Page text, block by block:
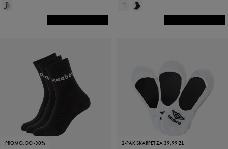
PROMO: DO -30% 2-PAK SKARPET ZA 39,99 ZŁ